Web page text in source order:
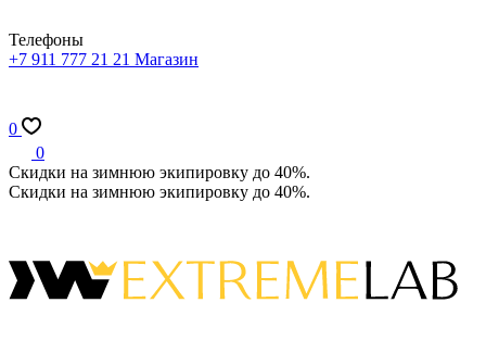
Телефоны
+7 911 777 21 21 Магазин
0
0
Скидки на зимнюю экипировку до 40%.
Скидки на зимнюю экипировку до 40%.